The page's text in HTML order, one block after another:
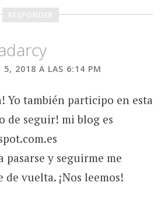
RESPONDER
5, 2018 A LAS 6:14 PM
Yo también participo en esta
de seguir! mi blog es
y seguirme me
vuelta. ¡Nos leemos!